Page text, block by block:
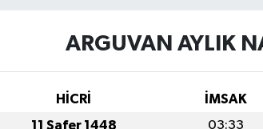
ARGUVAN AYLIK
HİCRİ İMSAK
11 Safer 1448 03:33